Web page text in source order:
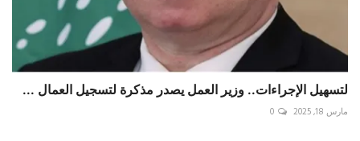
لتسهيل الإجراءات.. وزير العمل يصدر مذكرة لتسجيل العمال ...
مارس 18, 2025 0